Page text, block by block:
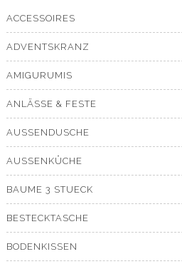
ACCESSOIRES
ADVENTSKRANZ
AMIGURUMIS
ANLÄSSE & FESTE
AUSSENDUSCHE
AUSSENKÜCHE
BAUME 3 STUECK
BESTECKTASCHE
BODENKISSEN